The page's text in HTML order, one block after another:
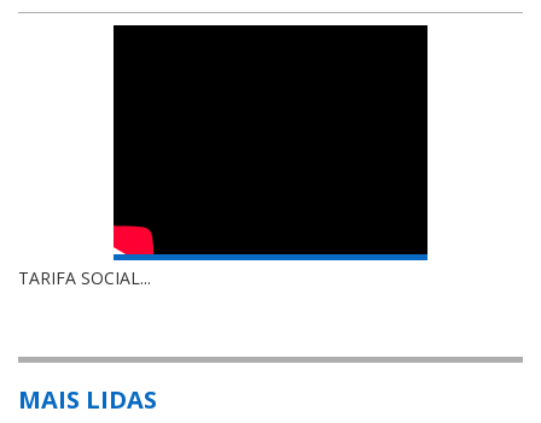
TARIFA SOCIAL...
MAIS LIDAS